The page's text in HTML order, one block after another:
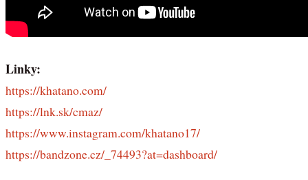
Linky:
https://khatano.com/
https://lnk.sk/cmaz/
https://www.instagram.com/khatano17/
https://bandzone.cz/_74493?at=dashboard/